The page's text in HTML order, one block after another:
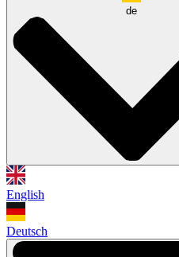
de
English
Deutsch